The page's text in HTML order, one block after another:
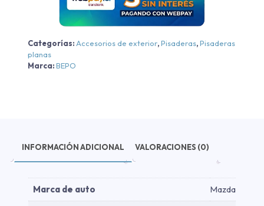
Core/High/Hgh
-
Aluminio
Categorías:Accesorios de exterior,Pisaderas,Pisaderas
planas
Marca:BEPO
INFORMACIÓN ADICIONAL VALORACIONES (0)
Marca de auto Mazda